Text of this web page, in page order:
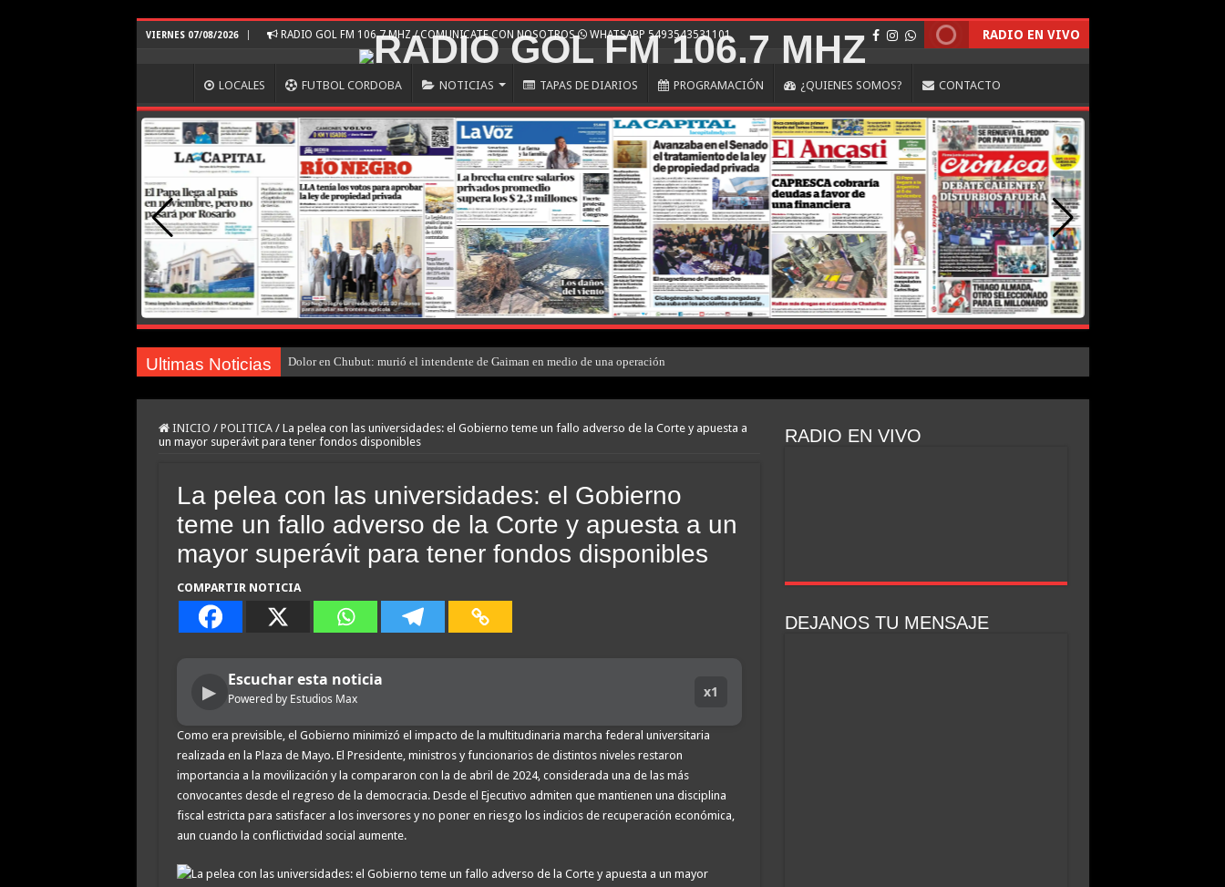
VIERNES 07/08/2026 RADIO GOL FM 106.7 MHZ / COMUNICATE CON NOSOTROS WHATSAPP 5493543531101 RADIO EN VIVO
LOCALES FUTBOL CORDOBA NOTICIAS TAPAS DE DIARIOS PROGRAMACIÓN ¿QUIENES SOMOS? CONTACTO
Ultimas Noticias Dolor en Chubut: murió el intendente de Gaiman en medio de una operación
INICIO / POLITICA / La pelea con las universidades: el Gobierno teme un fallo adverso de la Corte y apuesta a
un mayor superávit para tener fondos disponibles
La pelea con las universidades: el Gobierno
teme un fallo adverso de la Corte y apuesta a un
mayor superávit para tener fondos disponibles
COMPARTIR NOTICIA
▶
Escuchar esta noticia
Powered by Estudios Max x1
Como era previsible, el Gobierno minimizó el impacto de la multitudinaria marcha federal universitaria
realizada en la Plaza de Mayo. El Presidente, ministros y funcionarios de distintos niveles restaron
importancia a la movilización y la compararon con la de abril de 2024, considerada una de las más
convocantes desde el regreso de la democracia. Desde el Ejecutivo admiten que mantienen una disciplina
fiscal estricta para satisfacer a los inversores y no poner en riesgo los indicios de recuperación económica,
aun cuando la conflictividad social aumente.
RADIO EN VIVO
DEJANOS TU MENSAJE